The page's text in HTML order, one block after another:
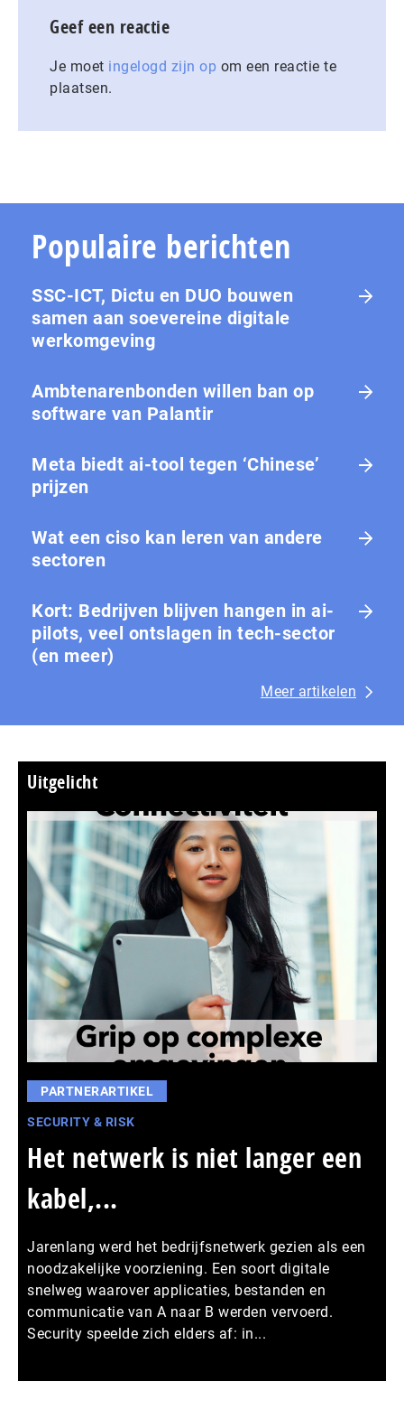
Geef een reactie
Je moet ingelogd zijn op om een reactie te
plaatsen.
Populaire berichten
SSC-ICT, Dictu en DUO bouwen
samen aan soevereine digitale
werkomgeving
Ambtenarenbonden willen ban op
software van Palantir
Meta biedt ai-tool tegen ‘Chinese’
prijzen
Wat een ciso kan leren van andere
sectoren
Kort: Bedrijven blijven hangen in ai-
pilots, veel ontslagen in tech-sector
(en meer)
Meer artikelen
Uitgelicht
PARTNERARTIKEL
SECURITY & RISK
Het netwerk is niet langer een
kabel,...
Jarenlang werd het bedrijfsnetwerk gezien als een
noodzakelijke voorziening. Een soort digitale
snelweg waarover applicaties, bestanden en
communicatie van A naar B werden vervoerd.
Security speelde zich elders af: in...